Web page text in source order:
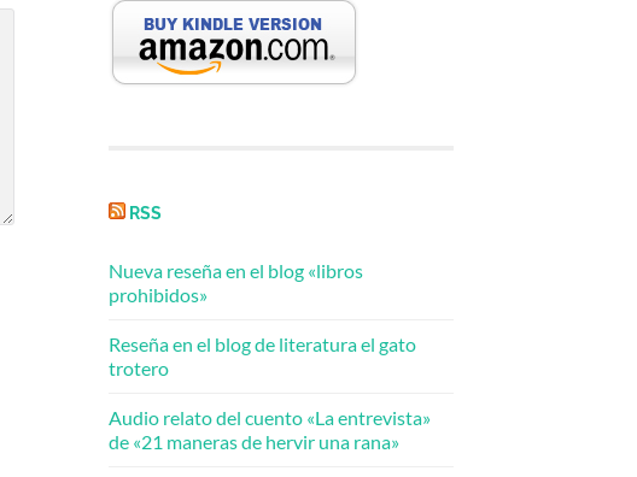
RSS
Nueva reseña en el blog «libros
prohibidos»
Reseña en el blog de literatura el gato
trotero
Audio relato del cuento «La entrevista»
de «21 maneras de hervir una rana»